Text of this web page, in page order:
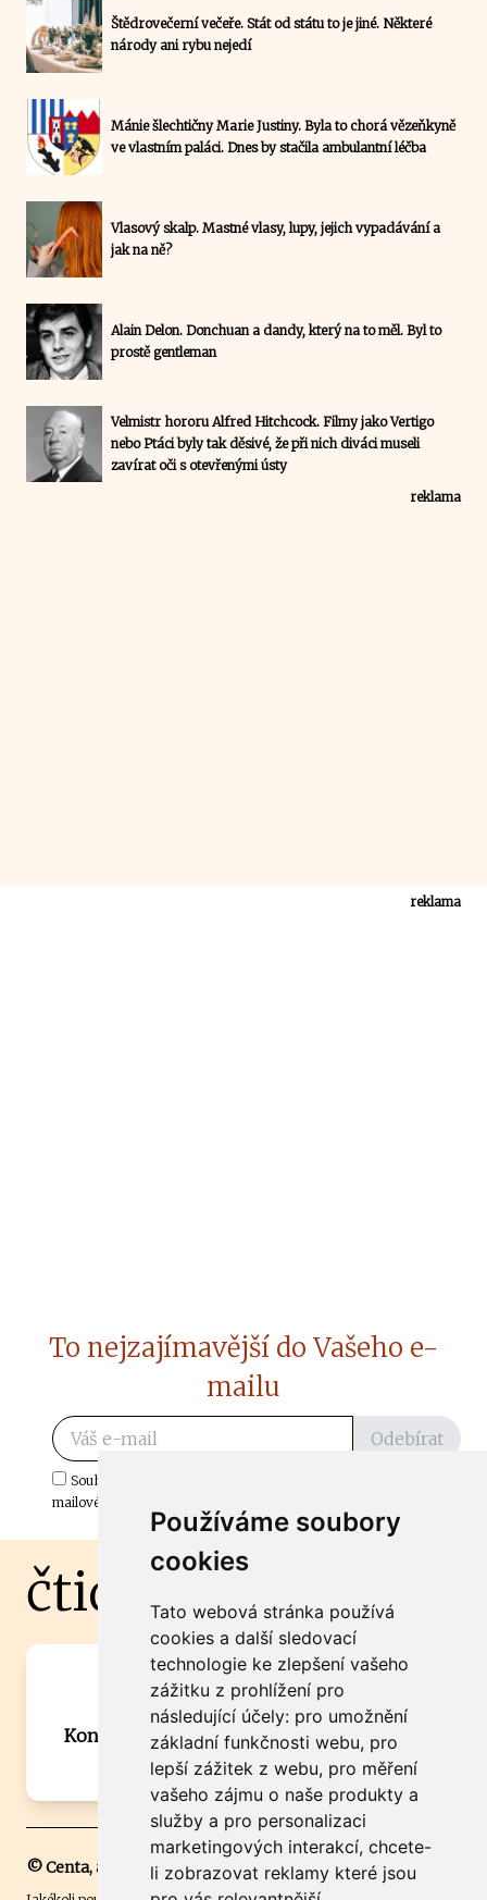
Používáme soubory
cookies
Tato webová stránka používá
cookies a další sledovací
technologie ke zlepšení vašeho
zážitku z prohlížení pro
následující účely: pro umožnění
základní funkčnosti webu, pro
lepší zážitek z webu, pro měření
vašeho zájmu o naše produkty a
služby a pro personalizaci
marketingových interakcí, chcete-
li zobrazovat reklamy které jsou
Štědrovečerní večeře. Stát od státu to je jiné. Některé
národy ani rybu nejedí
Mánie šlechtičny Marie Justiny. Byla to chorá vězeňkyně
ve vlastním paláci. Dnes by stačila ambulantní léčba
Vlasový skalp. Mastné vlasy, lupy, jejich vypadávání a
jak na ně?
Alain Delon. Donchuan a dandy, který na to měl. Byl to
prostě gentleman
Velmistr hororu Alfred Hitchcock. Filmy jako Vertigo
nebo Ptáci byly tak děsivé, že při nich diváci museli
zavírat oči s otevřenými ústy
reklama
reklama
To nejzajímavější do Vašeho e-
mailu
Odebírat
Souhlasím s odběrem důležitých zpráv ze ČtiDoma.cz do mé e-
mailové schránky.
čtidoma.cz
Máte zajímavou informaci? Chcete
spolupracovat?
Kontaktujte šéfredaktora Martina Chalupu:
chalupa@ctidoma.cz
© Centa, a.s.